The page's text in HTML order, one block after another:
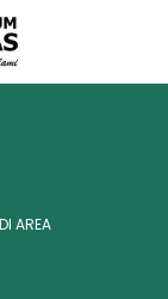
AREA